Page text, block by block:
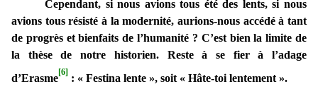
Cependant, si nous avions tous été des lents, si nous
avions tous résisté à la modernité, aurions-nous accédé à tant
de progrès et bienfaits de l’humanité ? C’est bien la limite de
la thèse de notre historien. Reste à se fier à l’adage
d’Erasme[6] : « Festina lente », soit « Hâte-toi lentement ».